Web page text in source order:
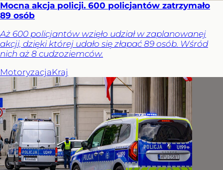
Mocna akcja policji. 600 policjantów zatrzymało
89 osób
Aż 600 policjantów wzięło udział w zaplanowanej
akcji, dzięki której udało się złapać 89 osób. Wśród
nich aż 8 cudzoziemców.
MotoryzacjaKraj